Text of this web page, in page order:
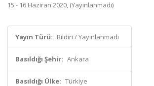
15 - 16 Haziran 2020, (Yayınlanmadı)
Yayın Türü: Bildiri / Yayınlanmadı
Basıldığı Şehir: Ankara
Basıldığı Ülke: Türkiye